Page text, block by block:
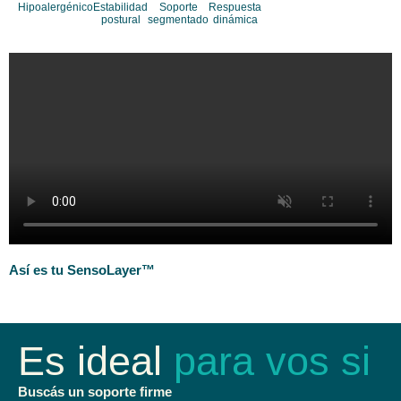
HipoalergénicoEstabilidad
postural
Soporte
segmentado
Respuesta
dinámica
Así es tu SensoLayer™
Es ideal para vos si
Buscás un soporte firme